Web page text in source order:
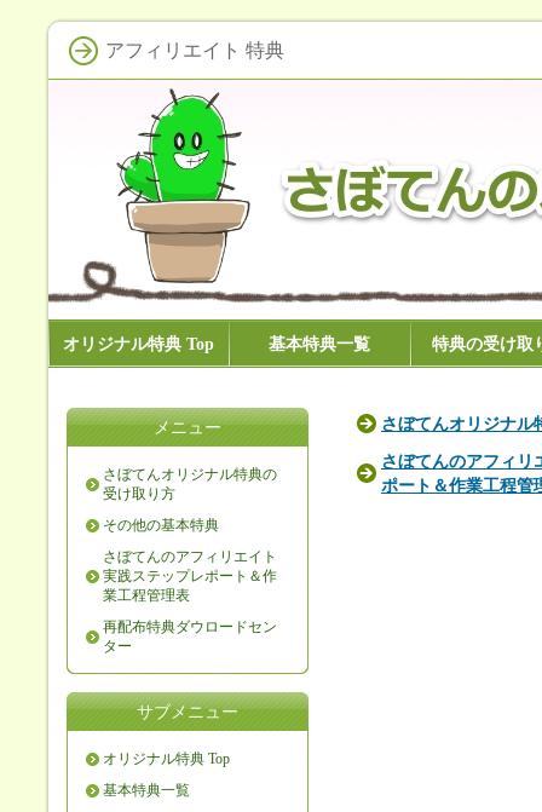
アフィリエイト 特典
さぼてんオリジナル
さぼてんのアフィリ
ポート＆作業工程管
メニュー
さぼてんオリジナル特典の
受け取り方
その他の基本特典
さぼてんのアフィリエイト
実践ステップレポート＆作
業工程管理表
再配布特典ダウロードセン
ター
サブメニュー
オリジナル特典 Top
基本特典一覧
オリジナル特典 Top 基本特典一覧 特典の受け取